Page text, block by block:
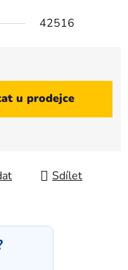
42516
u prodejce
Sdílet